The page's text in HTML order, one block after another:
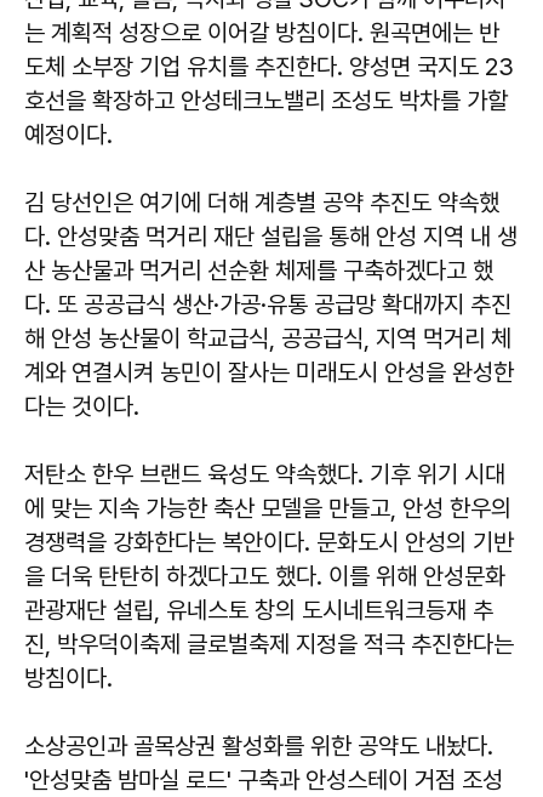
는 계획적 성장으로 이어갈 방침이다. 원곡면에는 반
도체 소부장 기업 유치를 추진한다. 양성면 국지도 23
호선을 확장하고 안성테크노밸리 조성도 박차를 가할
예정이다.
김 당선인은 여기에 더해 계층별 공약 추진도 약속했
다. 안성맞춤 먹거리 재단 설립을 통해 안성 지역 내 생
산 농산물과 먹거리 선순환 체제를 구축하겠다고 했
다. 또 공공급식 생산·가공·유통 공급망 확대까지 추진
해 안성 농산물이 학교급식, 공공급식, 지역 먹거리 체
계와 연결시켜 농민이 잘사는 미래도시 안성을 완성한
다는 것이다.
저탄소 한우 브랜드 육성도 약속했다. 기후 위기 시대
에 맞는 지속 가능한 축산 모델을 만들고, 안성 한우의
경쟁력을 강화한다는 복안이다. 문화도시 안성의 기반
을 더욱 탄탄히 하겠다고도 했다. 이를 위해 안성문화
관광재단 설립, 유네스토 창의 도시네트워크등재 추
진, 박우덕이축제 글로벌축제 지정을 적극 추진한다는
방침이다.
소상공인과 골목상권 활성화를 위한 공약도 내놨다.
'안성맞춤 밤마실 로드' 구축과 안성스테이 거점 조성